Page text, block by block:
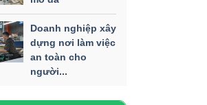
Doanh nghiệp xây
dựng nơi làm việc
an toàn cho
người...